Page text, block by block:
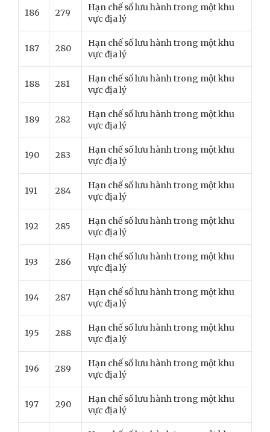
186 279
Hạn chế số lưu hành trong một khu
vực địa lý
187 280
Hạn chế số lưu hành trong một khu
vực địa lý
188 281
Hạn chế số lưu hành trong một khu
vực địa lý
189 282
Hạn chế số lưu hành trong một khu
vực địa lý
190 283
Hạn chế số lưu hành trong một khu
vực địa lý
191 284
Hạn chế số lưu hành trong một khu
vực địa lý
192 285
Hạn chế số lưu hành trong một khu
vực địa lý
193 286
Hạn chế số lưu hành trong một khu
vực địa lý
194 287
Hạn chế số lưu hành trong một khu
vực địa lý
195 288
Hạn chế số lưu hành trong một khu
vực địa lý
196 289
Hạn chế số lưu hành trong một khu
vực địa lý
197 290
Hạn chế số lưu hành trong một khu
vực địa lý